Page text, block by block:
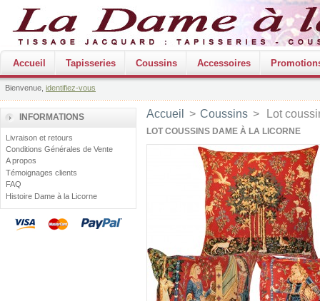
Accueil Tapisseries Coussins Accessoires
Bienvenue, identifiez-vous
INFORMATIONS
Livraison et retours
Conditions Générales de Vente
A propos
Témoignages clients
FAQ
Histoire Dame à la Licorne
Accueil > Coussins > Lot
LOT COUSSINS DAME À LA LICORNE